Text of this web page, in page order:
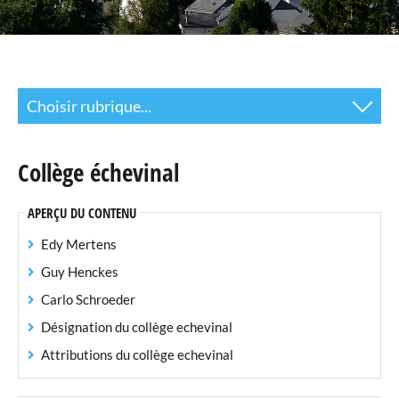
VIE PRATIQUE
Choisir rubrique...
Collège échevinal
Conseil communal
Commissions communales
Collège échevinal
APERÇU DU CONTENU
Edy Mertens
Guy Henckes
Carlo Schroeder
Désignation du collège echevinal
Attributions du collège echevinal